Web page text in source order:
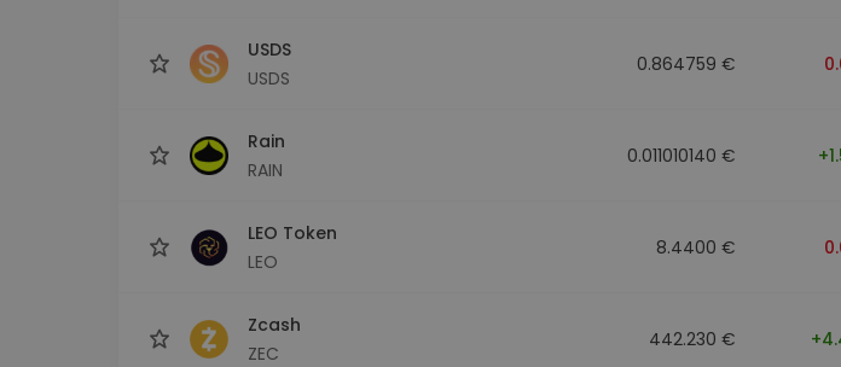
USDS
USDS
0.864759 €
Rain
RAIN
0.011010140 €
LEO Token
LEO
8.4400 €
Zcash
ZEC
442.230 €